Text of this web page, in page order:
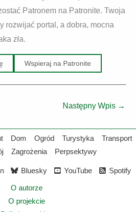
Patronem na Patronite. Twoja
rozwijać portal, a dobra, mocna
zła.
Wspieraj na Patronite
Następny Wpis →
Dom Ogród Turystyka
Transport
Zagrożenia Perpsektywy
Bluesky YouTube Spotify
O autorze
O projekcie